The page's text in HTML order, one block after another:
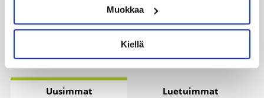
Lue lisää siitä, miten henkilötietojasi käsitellään ja miten
suostumustasi tai peruuttaa sen milloin vain
evästeilmoituksessa.
Käytämme evästeitä tarjoamamme sisällön ja mainosten
Muokkaa
Kiellä
Uutiset
Uusimmat Luetuimmat